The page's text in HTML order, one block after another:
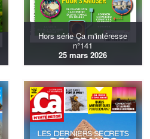
Hors série Ça m'intéresse
n°141
25 mars 2026